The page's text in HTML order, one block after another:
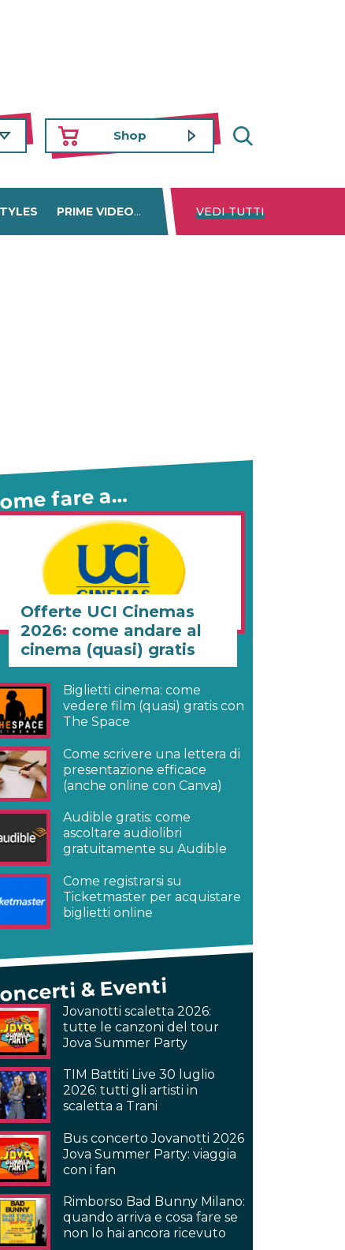
Shop
PRIME VIDEO DISNEY+ NETFLIX
VEDI TUTTI
fare a…
Offerte UCI Cinemas
2026: come andare al
cinema (quasi) gratis
Biglietti cinema: come
vedere film (quasi) gratis con
The Space
Come scrivere una lettera di
presentazione efficace
(anche online con Canva)
Audible gratis: come
ascoltare audiolibri
gratuitamente su Audible
Come registrarsi su
Ticketmaster per acquistare
biglietti online
& Eventi
Jovanotti scaletta 2026:
tutte le canzoni del tour
Jova Summer Party
TIM Battiti Live 30 luglio
2026: tutti gli artisti in
scaletta a Trani
Bus concerto Jovanotti 2026
Jova Summer Party: viaggia
con i fan
Rimborso Bad Bunny Milano:
quando arriva e cosa fare se
non lo hai ancora ricevuto